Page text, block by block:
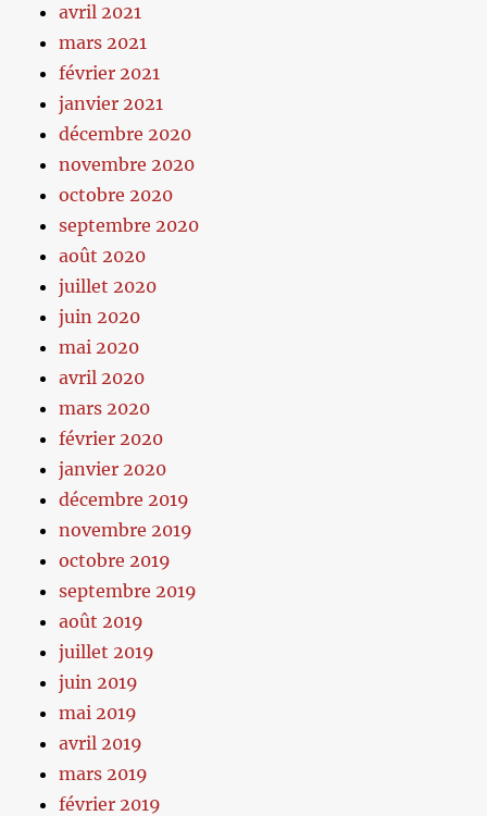
avril 2021
mars 2021
février 2021
janvier 2021
décembre 2020
novembre 2020
octobre 2020
septembre 2020
août 2020
juillet 2020
juin 2020
mai 2020
avril 2020
mars 2020
février 2020
janvier 2020
décembre 2019
novembre 2019
octobre 2019
septembre 2019
août 2019
juillet 2019
juin 2019
mai 2019
avril 2019
mars 2019
février 2019